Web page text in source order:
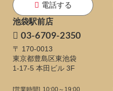
電話する
池袋駅前店
03-6709-2350
〒 170-0013
東京都豊島区東池袋
1-17-5 本田ビル 3F